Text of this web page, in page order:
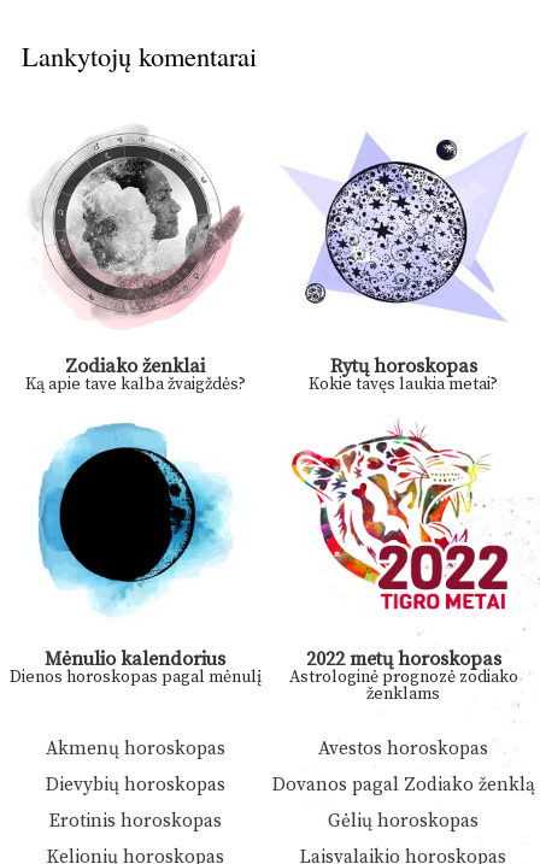
Lankytojų komentarai
Zodiako ženklai
Ką apie tave kalba žvaigždės?
Rytų horoskopas
Kokie tavęs laukia metai?
Mėnulio kalendorius
Dienos horoskopas pagal mėnulį
2022 metų horoskopas
Astrologinė prognozė zodiako
ženklams
Akmenų horoskopas
Avestos horoskopas
Dievybių horoskopas
Dovanos pagal Zodiako ženklą
Erotinis horoskopas
Gėlių horoskopas
Kelionių horoskopas
Laisvalaikio horoskopas